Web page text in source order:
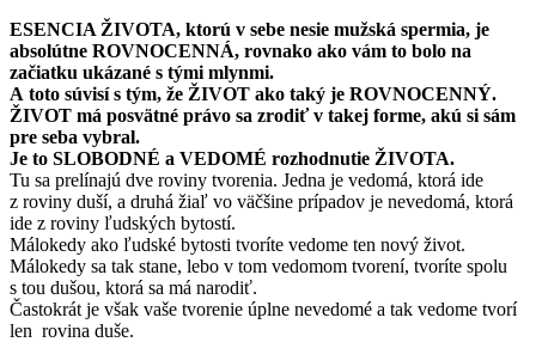
ESENCIA ŽIVOTA, ktorú v sebe nesie mužská spermia, je
absolútne ROVNOCENNÁ, rovnako ako vám to bolo na
začiatku ukázané s tými mlynmi.
A toto súvisí s tým, že ŽIVOT ako taký je ROVNOCENNÝ.
ŽIVOT má posvätné právo sa zrodiť v takej forme, akú si sám
pre seba vybral.
Je to SLOBODNÉ a VEDOMÉ rozhodnutie ŽIVOTA.
Tu sa prelínajú dve roviny tvorenia. Jedna je vedomá, ktorá ide
z roviny duší, a druhá žiaľ vo väčšine prípadov je nevedomá, ktorá
ide z roviny ľudských bytostí.
Málokedy ako ľudské bytosti tvoríte vedome ten nový život.
Málokedy sa tak stane, lebo v tom vedomom tvorení, tvoríte spolu
s tou dušou, ktorá sa má narodiť.
Častokrát je však vaše tvorenie úplne nevedomé a tak vedome tvorí
len rovina duše.